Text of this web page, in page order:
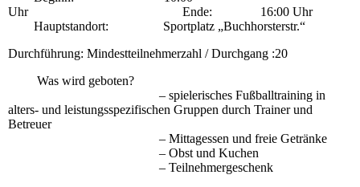
Uhr Ende: 16:00 Uhr
Hauptstandort: Sportplatz „Buchhorsterstr.“
Durchführung: Mindestteilnehmerzahl / Durchgang :20
Was wird geboten?
– spielerisches Fußballtraining in
alters- und leistungsspezifischen Gruppen durch Trainer und
Betreuer
– Mittagessen und freie Getränke
– Obst und Kuchen
– Teilnehmergeschenk